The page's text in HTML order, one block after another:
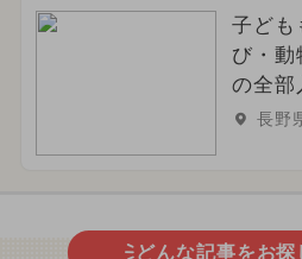
子ども
び・動
の全部
長野
どんな記事をお探